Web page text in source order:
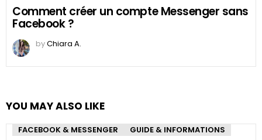
Comment créer un compte Messenger sans
Facebook ?
byChiara A.
YOU MAY ALSO LIKE
FACEBOOK & MESSENGER GUIDE & INFORMATIONS